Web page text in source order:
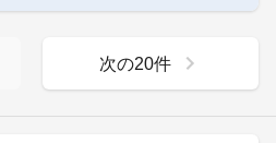
次の20件